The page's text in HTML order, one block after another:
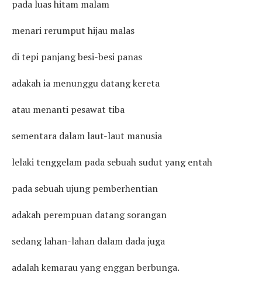
pada luas hitam malam
menari rerumput hijau malas
di tepi panjang besi-besi panas
adakah ia menunggu datang kereta
atau menanti pesawat tiba
sementara dalam laut-laut manusia
lelaki tenggelam pada sebuah sudut yang entah
pada sebuah ujung pemberhentian
adakah perempuan datang sorangan
sedang lahan-lahan dalam dada juga
adalah kemarau yang enggan berbunga.